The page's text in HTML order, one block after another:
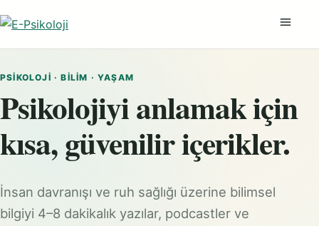
PSIKOLOJI · BILIM · YAŞAM
Psikolojiyi anlamak için
kısa, güvenilir içerikler.
İnsan davranışı ve ruh sağlığı üzerine bilimsel
bilgiyi 4–8 dakikalık yazılar, podcastler ve